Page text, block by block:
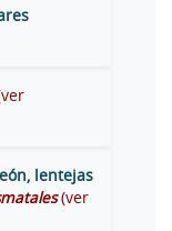
lentejas
(ver